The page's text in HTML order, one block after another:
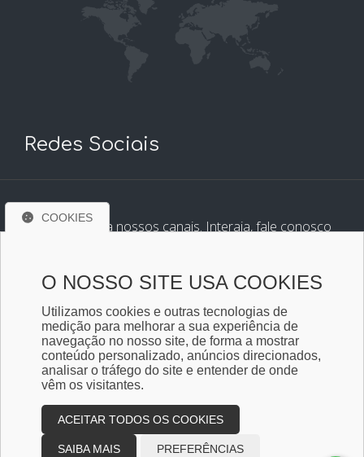
Redes Sociais
Conheça e siga nossos canais. Interaja, fale conosco
Copyright © 2026
Design e desenvolvimento -
Assescont assessoria contabil
COOKIES
O NOSSO SITE USA COOKIES
Utilizamos cookies e outras tecnologias de
medição para melhorar a sua experiência de
navegação no nosso site, de forma a mostrar
conteúdo personalizado, anúncios direcionados,
analisar o tráfego do site e entender de onde
vêm os visitantes.
ACEITAR TODOS OS COOKIES
SAIBA MAIS PREFERÊNCIAS